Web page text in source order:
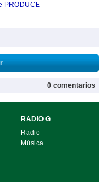
PRODUCE
0 comentarios
RADIO G
Radio
Música